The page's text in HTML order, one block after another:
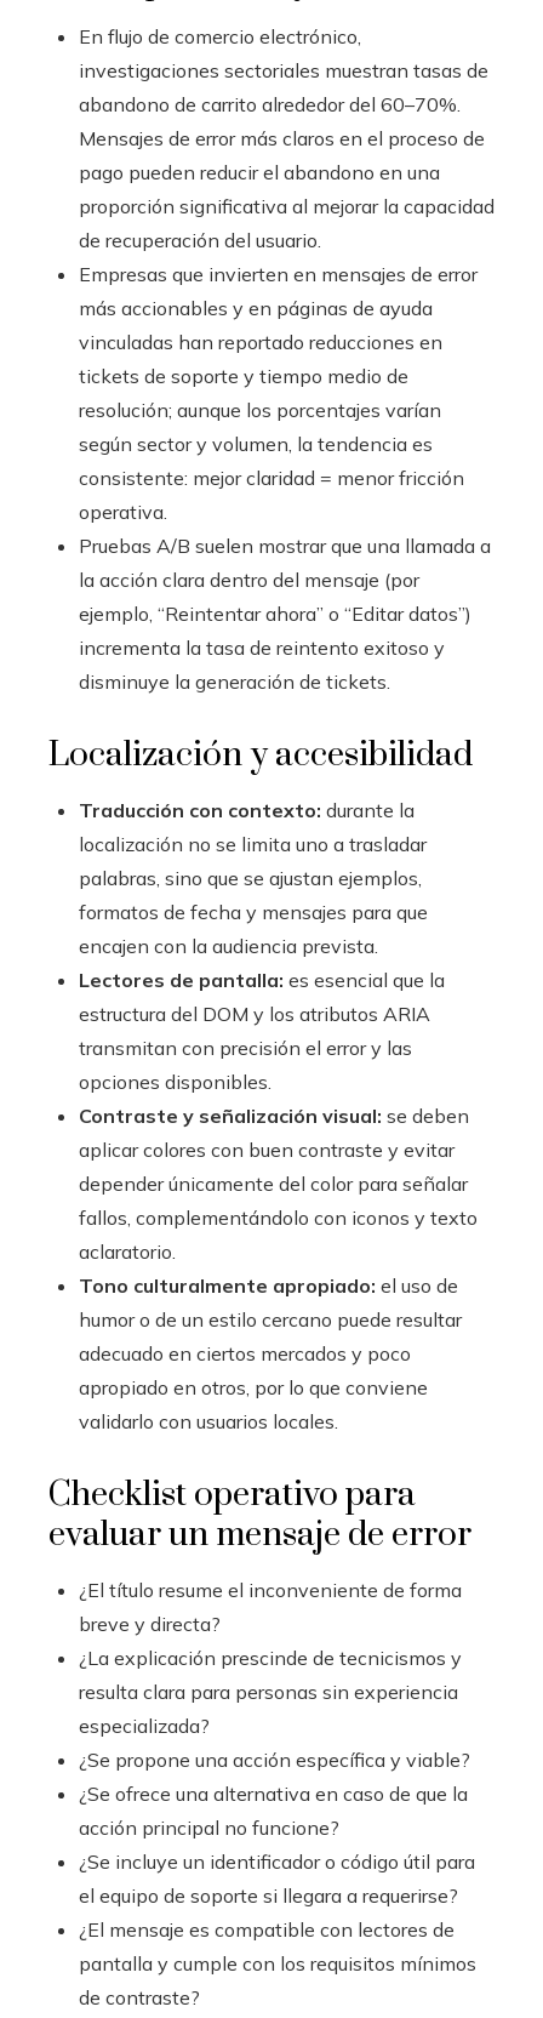
En flujo de comercio electrónico,
investigaciones sectoriales muestran tasas de
abandono de carrito alrededor del 60–70%.
Mensajes de error más claros en el proceso de
pago pueden reducir el abandono en una
proporción significativa al mejorar la capacidad
de recuperación del usuario.
Empresas que invierten en mensajes de error
más accionables y en páginas de ayuda
vinculadas han reportado reducciones en
tickets de soporte y tiempo medio de
resolución; aunque los porcentajes varían
según sector y volumen, la tendencia es
consistente: mejor claridad = menor fricción
operativa.
Pruebas A/B suelen mostrar que una llamada a
la acción clara dentro del mensaje (por
ejemplo, “Reintentar ahora” o “Editar datos”)
incrementa la tasa de reintento exitoso y
disminuye la generación de tickets.
Localización y accesibilidad
Traducción con contexto: durante la
localización no se limita uno a trasladar
palabras, sino que se ajustan ejemplos,
formatos de fecha y mensajes para que
encajen con la audiencia prevista.
Lectores de pantalla: es esencial que la
estructura del DOM y los atributos ARIA
transmitan con precisión el error y las
opciones disponibles.
Contraste y señalización visual: se deben
aplicar colores con buen contraste y evitar
depender únicamente del color para señalar
fallos, complementándolo con iconos y texto
aclaratorio.
Tono culturalmente apropiado: el uso de
humor o de un estilo cercano puede resultar
adecuado en ciertos mercados y poco
apropiado en otros, por lo que conviene
validarlo con usuarios locales.
Checklist operativo para
evaluar un mensaje de error
¿El título resume el inconveniente de forma
breve y directa?
¿La explicación prescinde de tecnicismos y
resulta clara para personas sin experiencia
especializada?
¿Se propone una acción específica y viable?
¿Se ofrece una alternativa en caso de que la
acción principal no funcione?
¿Se incluye un identificador o código útil para
el equipo de soporte si llegara a requerirse?
¿El mensaje es compatible con lectores de
pantalla y cumple con los requisitos mínimos
de contraste?